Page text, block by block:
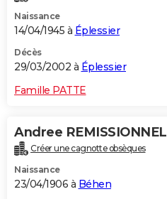
Naissance
14/04/1945 à Éplessier
Décès
29/03/2002 à Éplessier
Famille PATTE
Andree REMISSIONNEL
Créer une cagnotte obsèques
Naissance
23/04/1906 à Béhen